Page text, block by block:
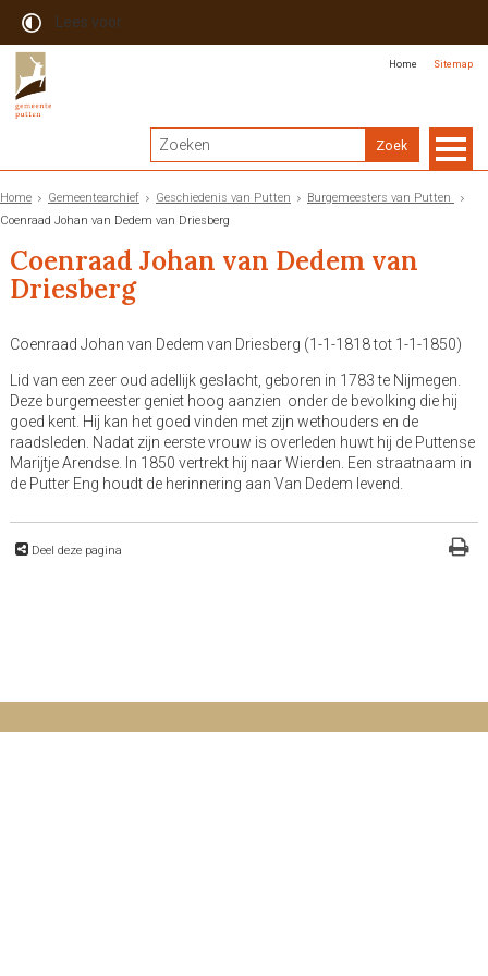
Lees voor
Home Sitemap
Home Gemeentearchief Geschiedenis van Putten
Burgemeesters van Putten
Coenraad Johan van Dedem van Driesberg
Coenraad Johan van Dedem van
Driesberg
Coenraad Johan van Dedem van Driesberg (1-1-1818 tot 1-1-1850)
Lid van een zeer oud adellijk geslacht, geboren in 1783 te Nijmegen.
Deze burgemeester geniet hoog aanzien onder de bevolking die hij
goed kent. Hij kan het goed vinden met zijn wethouders en de
raadsleden. Nadat zijn eerste vrouw is overleden huwt hij de Puttense
Marijtje Arendse. In 1850 vertrekt hij naar Wierden. Een straatnaam in
de Putter Eng houdt de herinnering aan Van Dedem levend.
Deel deze pagina